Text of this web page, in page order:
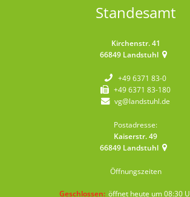
Standesamt
Kirchenstr. 41
66849 Landstuhl
+49 6371 83-0
+49 6371 83-180
vg@landstuhl.de
Postadresse:
Kaiserstr. 49
66849 Landstuhl
Öffnungszeiten
Klicken, um weitere Öffnungs- oder
Geschlossen: öffnet heute um 08:30